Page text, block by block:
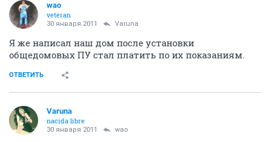
wao
veteran
30 января 2011 Varuna
Я же написал наш дом после установки
общедомовых ПУ стал платить по их показаниям.
ОТВЕТИТЬ
Varuna
nacida libre
30 января 2011 wao